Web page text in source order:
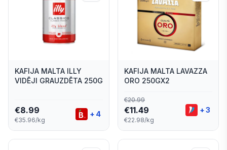
KAFIJA MALTA ILLY
VIDĒJI GRAUZDĒTA 250G
€8.99
€35.96/kg
+ 4
KAFIJA MALTA LAVAZZA
ORO 250GX2
€20.99
€11.49
€22.98/kg
+3